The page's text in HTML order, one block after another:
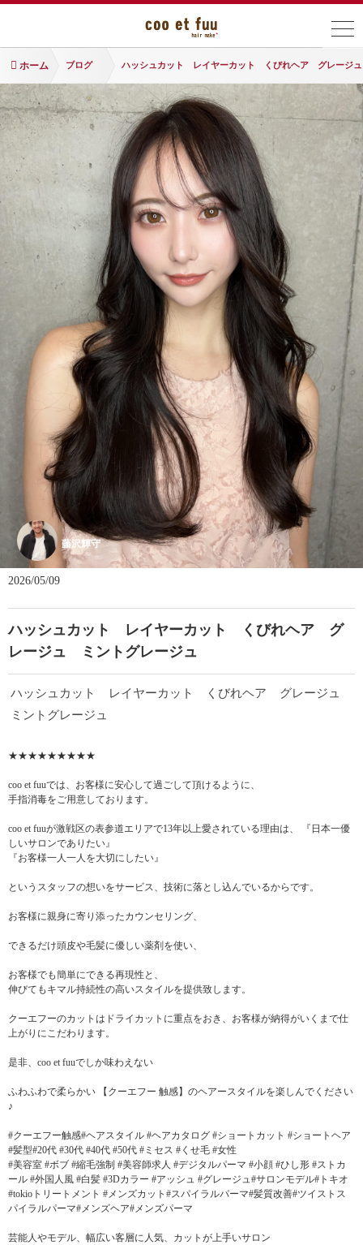
ホーム ブログ ハッシュカット レイヤーカット くびれヘア グレージ
藤沢輝守
2026/05/09
ハッシュカット レイヤーカット くびれヘア グ
レージュ ミントグレージュ
ハッシュカット レイヤーカット くびれヘア グレージュ
ミントグレージュ
★★★★★★★★★
coo et fuuでは、お客様に安心して過ごして頂けるように、
手指消毒をご用意しております。
coo et fuuが激戦区の表参道エリアで13年以上愛されている理由は、 『日本一優
しいサロンでありたい』
『お客様一人一人を大切にしたい』
というスタッフの想いをサービス、技術に落とし込んでいるからです。
お客様に親身に寄り添ったカウンセリング、
できるだけ頭皮や毛髪に優しい薬剤を使い、
お客様でも簡単にできる再現性と、
伸びてもキマル持続性の高いスタイルを提供致します。
クーエフーのカットはドライカットに重点をおき、お客様が納得がいくまで仕
上がりにこだわります。
是非、coo et fuuでしか味わえない
ふわふわで柔らかい 【クーエフー 触感】のヘアースタイルを楽しんでください
♪
#クーエフー触感#ヘアスタイル #ヘアカタログ #ショートカット #ショートヘア
#髪型#20代 #30代 #40代 #50代 #ミセス #くせ毛 #女性
#美容室 #ボブ #縮毛強制 #美容師求人 #デジタルパーマ #小顔 #ひし形 #ストカ
ール #外国人風 #白髪 #3Dカラー #アッシュ #グレージュ#サロンモデル#トキオ
#tokioトリートメント #メンズカット#スパイラルパーマ#髪質改善#ツイストス
パイラルパーマ#メンズヘア#メンズパーマ
芸能人やモデル、幅広い客層に人気、カットが上手いサロン